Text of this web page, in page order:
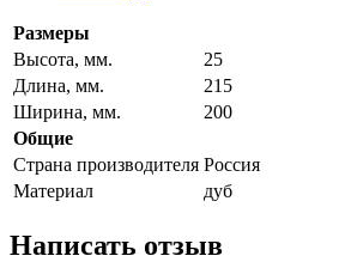
Размеры
Высота, мм.
25
Длина, мм.
215
Ширина, мм.
200
Общие
Страна производителя Россия
Материал
дуб
Написать отзыв